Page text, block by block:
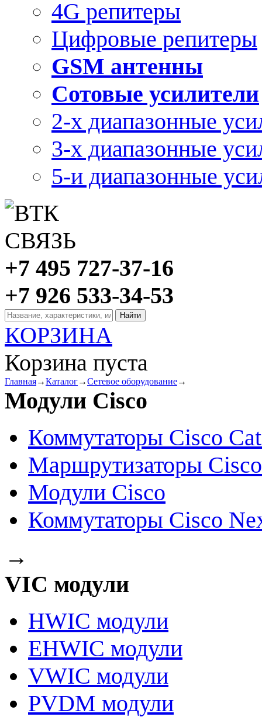
4G репитеры
Цифровые репитеры
GSM антенны
Сотовые усилители
2-х диапазонные
3-х диапазонные
5-и диапазонные
+7 495 727-37-16
+7 926 533-34-53
КОРЗИНА
Корзина пуста
Главная→Каталог→Сетевое оборудование→
Модули Cisco
Коммутаторы Cisco
Маршрутизаторы Cisco
Модули Cisco
Коммутаторы Cisco
→
VIC модули
HWIC модули
EHWIC модули
VWIC модули
PVDM модули